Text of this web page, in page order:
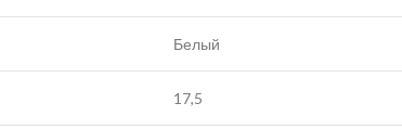
Белый
17,5